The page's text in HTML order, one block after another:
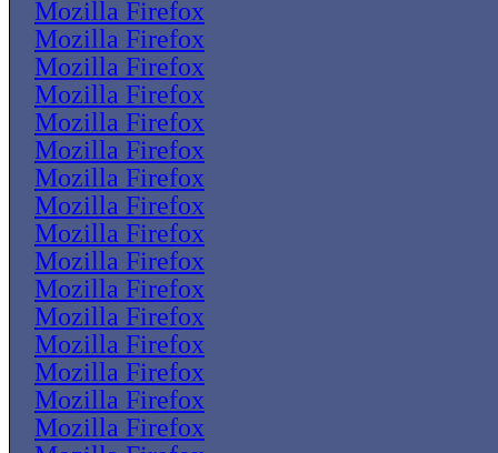
Mozilla Firefox
Mozilla Firefox
Mozilla Firefox
Mozilla Firefox
Mozilla Firefox
Mozilla Firefox
Mozilla Firefox
Mozilla Firefox
Mozilla Firefox
Mozilla Firefox
Mozilla Firefox
Mozilla Firefox
Mozilla Firefox
Mozilla Firefox
Mozilla Firefox
Mozilla Firefox